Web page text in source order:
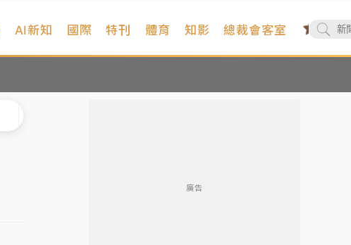
AI新知 國際 特刊 體育 知影 總裁會客室
廣告